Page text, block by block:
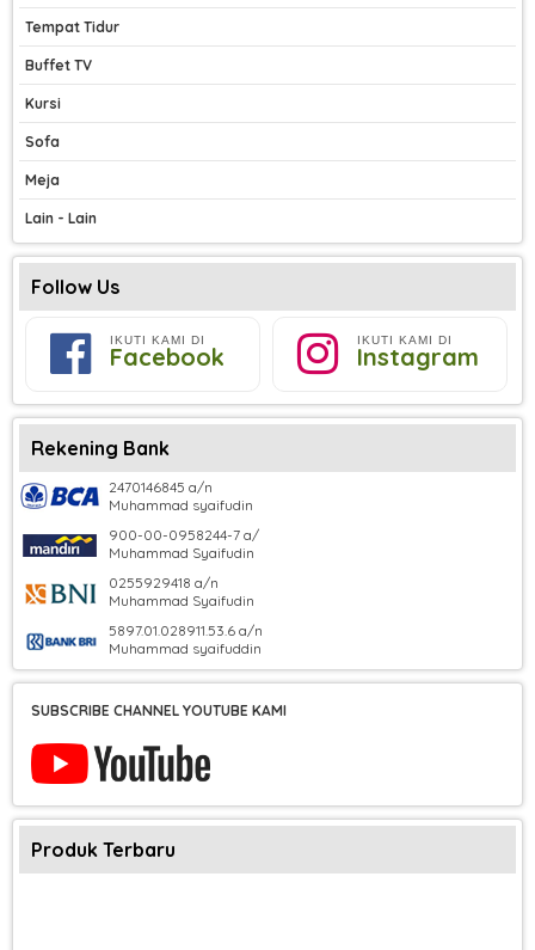
Tempat Tidur
Buffet TV
Kursi
Sofa
Meja
Lain - Lain
Follow Us
IKUTI KAMI DI
Facebook
IKUTI KAMI DI
Instagram
Rekening Bank
2470146845 a/n
Muhammad syaifudin
900-00-0958244-7 a/
Muhammad Syaifudin
0255929418 a/n
Muhammad Syaifudin
5897.01.028911.53.6 a/n
Muhammad syaifuddin
SUBSCRIBE CHANNEL YOUTUBE KAMI
Produk Terbaru